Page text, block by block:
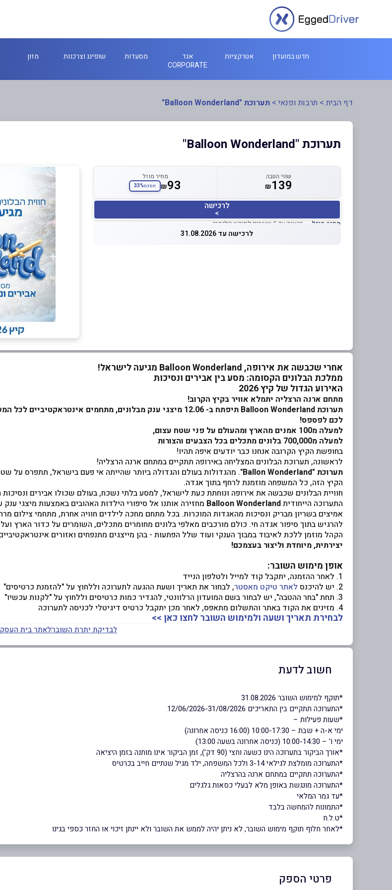
חדש במועדון אטרקציות
אגד
CORPORATE
מסעדות שופינג וצרכנות מזון
דף הבית > תרבות ופנאי > תערוכת "Balloon Wonderland"
תערוכת "Balloon Wonderland"
שווי הטבה
₪139
מחיר מוזל
₪93 חסכת33%
לרכישה
>
מחיר מוזל — זכאות עד 5 שוברים לחודש קלנדרי
לרכישה עד 31.08.2026
אחרי שכבשה את אירופה, Balloon Wonderland מגיעה לישראל!
ממלכת הבלונים הקסומה: מסע בין אבירים ונסיכות
האירוע הגדול של קיץ 2026
מתחם ארנה הרצליה יתמלא אוויר בקיץ הקרוב!
תערוכתBalloon Wonderland
תיפתח ב- 12.06 מיצגי ענק מבלונים, מתחמים
לכם לפספס!
למעלה מ100 אמנים מהארץ ומהעולם על פני שטח עצום,
למעלה מ700,000 בלונים מתכלים בכל הצבעים והצורות
בחופשת הקיץ הקרובה אנחנו כבר יודעים איפה תהיו!
לראשונה, תערוכת הבלונים המצליחה באירופה תתקיים במתחם ארנה הרצליה!
תערוכת "Ballon Wonderland
". מהגדולות בעולם והגדולה ביותר שהייתה אי פעם בישראל, תתפרס על שטח של מעל 2000 מ"ר עם עשרות מייצגי בלונים
הקיץ הזה, כל המשפחה מוזמנת לרחף בתוך אגדה.
חוויית הבלונים שכבשה את אירופה ונוחתת כעת לישראל, למסע בלתי נשכח, בעולם שכולו אבירים ונסיכות
התערוכה הייחודיתBalloon Wonderland מחזירה אותנו אל סיפורי הילדות האהובים באמצעות מיצגי
אמיצים בשריון מבריק ונסיכות מהאגדות המוכרות. בכל מתחם מחכה לילדים חוויה אחרת, מתחמי צילום
להרגיש בתוך סיפור אגדה חי. כולם מורכבים מאלפי בלונים מחומרים מתכלים, השומרים על כדור הארץ
הקהל מוזמן ללכת לאיבוד במבוך הענקי ועוד שלל הפתעות - בהן מייצגים מתנפחים ואזורים
יצירתית, מיוחדת וליצור בעצמכם!
אופן מימוש השובר:
1. לאחר ההזמנה, יתקבל קוד למייל ולטלפון הנייד
2. יש להיכנס
לאתר טיקט מאסטר, לבחור את תאריך ושעת ההגעה לתערוכה וללחוץ על "להזמנת כרטיסים"
3. תחת "בחר ההטבה", יש לבחור בשם המועדון הרלוונטי, להגדיר כמות כרטיסים וללחוץ על "לקנות עכשיו"
4. מזינים את הקוד באתר והתשלום מתאפס, לאחר מכן יתקבל כרטיס דיגיטלי לכניסה לתערוכה
לבחירת תאריך ושעה ולמימוש השובר לחצו כאן >>
לבדיקת יתרת השוברלאתר בית העסק
חשוב לדעת
*תוקף למימוש השובר 31.08.2026
*התערוכה תתקיים בין התאריכים 12/06/2026-31/08/2026
*שעות פעילות –
ימי א-ה + שבת – 10:00-17:30 (16:00 כניסה אחרונה)
ימי ו' – 10:00-14:30 (כניסה אחרונה בשעה 13:00)
*אורך הביקור בתערוכה הינו כשעה וחצי (90 דק'), זמן הביקור אינו מותנה בזמן היציאה
*התערוכה מומלצת לגילאי 3-14 ולכל המשפחה, ילד מגיל שנתיים חייב בכרטיס
*התערוכה תתקיים במתחם ארנה בהרצליה
*התערוכה מונגשת באופן מלא לבעלי כסאות גלגלים
*עד גמר המלאי
*התמונות להמחשה בלבד
*ט.ל.ח
*לאחר חלוף תוקף מימוש השובר, לא ניתן יהיה לממש את השובר ולא יינתן זיכוי או החזר כספי בגינו
פרטי הספק